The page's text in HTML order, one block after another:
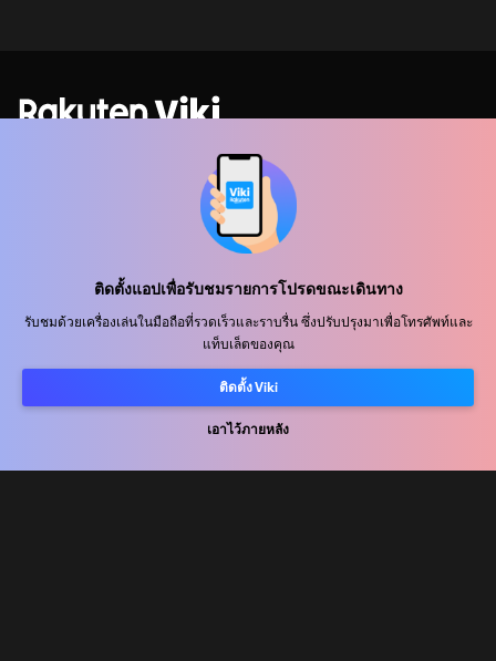
ติดตั้งแอปเพื่อรับชมรายการโปรดขณะเดินทาง
รับชมด้วยเครื่องเล่นในมือถือที่รวดเร็วและราบรื่น ซึ่งปรับปรุงมาเพื่อโทรศัพท์และ
แท็บเล็ตของคุณ
ติดตั้ง Viki
เอาไว้ภายหลัง
ร่วมงานกับเรา